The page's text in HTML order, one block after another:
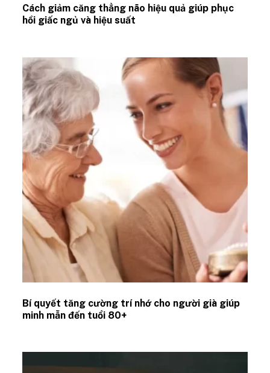
Cách giảm căng thẳng não hiệu quả giúp phục
hồi giấc ngủ và hiệu suất
Bí quyết tăng cường trí nhớ cho người già giúp
minh mẫn đến tuổi 80+